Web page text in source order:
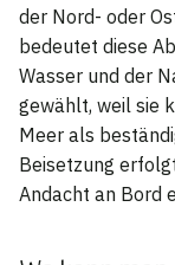
der Nord- oder
bedeutet diese
Wasser und der
gewählt, weil sie
Meer als
Beisetzung
Andacht an Bord